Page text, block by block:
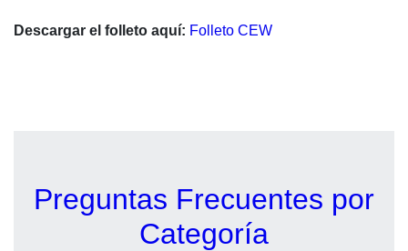
Descargar el folleto aquí: Folleto CEW
Preguntas Frecuentes por
Categoría